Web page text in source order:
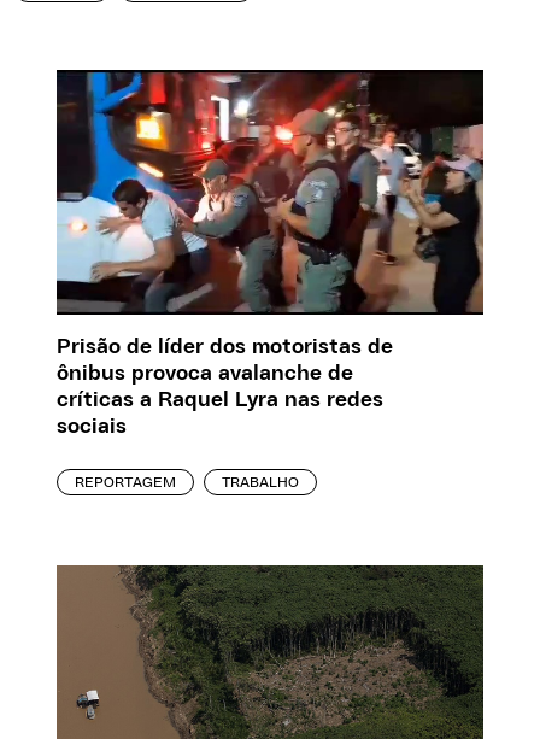
Prisão de líder dos motoristas de
ônibus provoca avalanche de
críticas a Raquel Lyra nas redes
sociais
REPORTAGEM TRABALHO